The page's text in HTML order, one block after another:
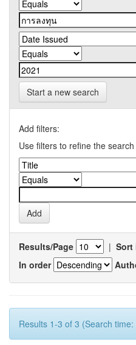
Start a new search
Add filters:
Use filters to refine the
Results/Page | Sort
In order
Results 1-3 of 3 (Search